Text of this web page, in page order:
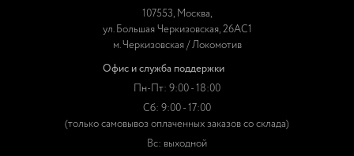
107553, Москва,
ул. Большая Черкизовская, 26АС1
м. Черкизовская / Локомотив
Офис и служба поддержки
Пн-Пт: 9:00 - 18:00
Сб: 9:00 - 17:00
(только самовывоз оплаченных заказов со склада)
Вс: выходной